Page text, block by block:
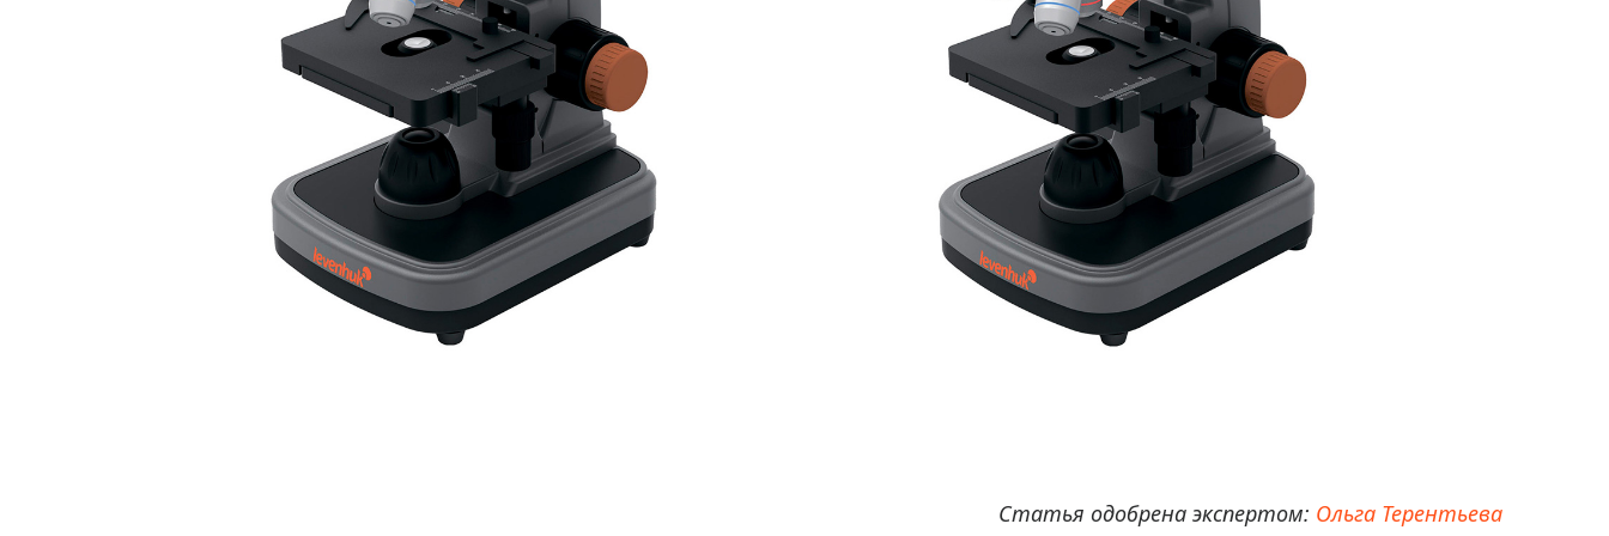
Статья одобрена экспертом: Ольга Терентьева